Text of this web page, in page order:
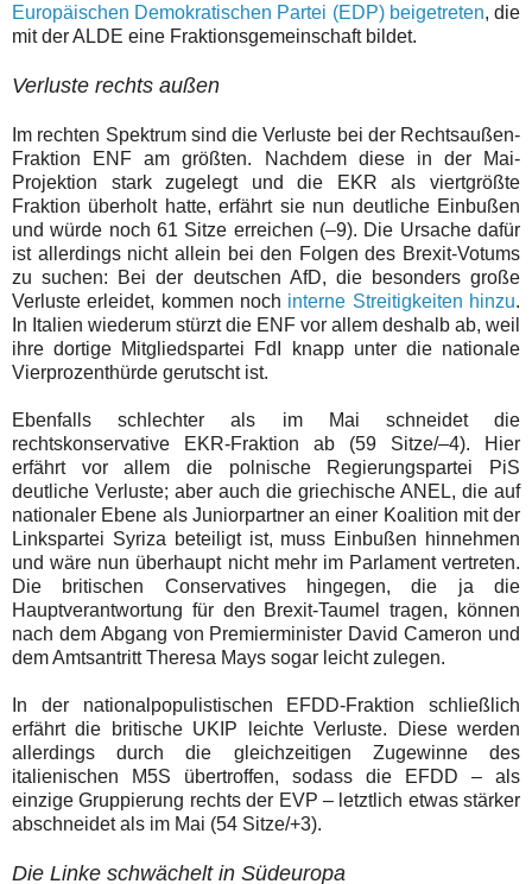
Europäischen Demokratischen Partei (EDP) beigetreten, die
mit der ALDE eine Fraktionsgemeinschaft bildet.
Verluste rechts außen
Im rechten Spektrum sind die Verluste bei der Rechtsaußen-
Fraktion ENF am größten. Nachdem diese in der Mai-
Projektion stark zugelegt und die EKR als viertgrößte
Fraktion überholt hatte, erfährt sie nun deutliche Einbußen
und würde noch 61 Sitze erreichen (–9). Die Ursache dafür
ist allerdings nicht allein bei den Folgen des Brexit-Votums
zu suchen: Bei der deutschen AfD, die besonders große
Verluste erleidet, kommen noch interne Streitigkeiten hinzu.
In Italien wiederum stürzt die ENF vor allem deshalb ab, weil
ihre dortige Mitgliedspartei FdI knapp unter die nationale
Vierprozenthürde gerutscht ist.
Ebenfalls schlechter als im Mai schneidet die
rechtskonservative EKR-Fraktion ab (59 Sitze/–4). Hier
erfährt vor allem die polnische Regierungspartei PiS
deutliche Verluste; aber auch die griechische ANEL, die auf
nationaler Ebene als Juniorpartner an einer Koalition mit der
Linkspartei Syriza beteiligt ist, muss Einbußen hinnehmen
und wäre nun überhaupt nicht mehr im Parlament vertreten.
Die britischen Conservatives hingegen, die ja die
Hauptverantwortung für den Brexit-Taumel tragen, können
nach dem Abgang von Premierminister David Cameron und
dem Amtsantritt Theresa Mays sogar leicht zulegen.
In der nationalpopulistischen EFDD-Fraktion schließlich
erfährt die britische UKIP leichte Verluste. Diese werden
allerdings durch die gleichzeitigen Zugewinne des
italienischen M5S übertroffen, sodass die EFDD – als
einzige Gruppierung rechts der EVP – letztlich etwas stärker
abschneidet als im Mai (54 Sitze/+3).
Die Linke schwächelt in Südeuropa